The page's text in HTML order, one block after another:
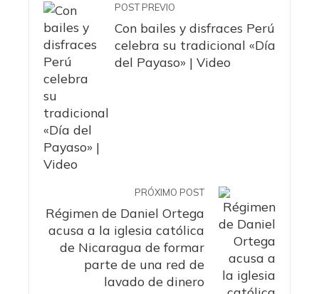
POST PREVIO
Con bailes y disfraces Perú
celebra su tradicional «Día
del Payaso» | Video
PRÓXIMO POST
Régimen de Daniel Ortega
acusa a la iglesia católica
de Nicaragua de formar
parte de una red de
lavado de dinero